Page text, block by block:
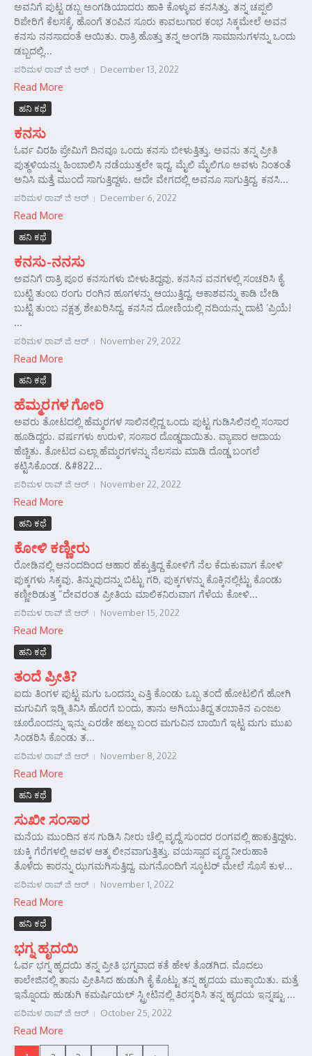
ಅವನಿಗೆ ಪುಟ್ಟ ಡಬ್ಬ ಅಂಗಡಿಯಾದರು ಹಾಕಿ ಕೊಳ್ಳುವ ಕನಸಿತ್ತು. ತನ್ನ ಚಪ್ಪಲಿ
ರಿಪೇರಿಗೆ ಕೆಲಸಕ್ಕೆ, ಹೊಂಗೆ ತಂಪಿನ ಸೂರು ಕಾವಲುಗಾರ ಕಂಭ ಸಿಕ್ಕಮೇಲೆ ಅವನ
ಕನಸು ನನಸಾದಂತೆ ಆಯಿತು. ರಾತ್ರಿ ಹೊತ್ತು ತನ್ನ ಅಂಗಡಿ ಸಾಮಾನುಗಳನ್ನು ಒಂದು
ಡಬ್ಬದಲ್ಲಿ...
ಪರಿಮಳ ರಾವ್ ಜಿ ಆರ್‍ December 13, 2022
Read More
ಹನಿ ಕಥೆ
ಕನಸು
ಓರ್ವ ವಿರಹಿ ಪ್ರೇಮಿಗೆ ದಿನವೂ ಒಂದು ಕನಸು ಬೀಳುತ್ತಿತ್ತು. ಅವನು ತನ್ನ ಪ್ರೀತಿ
ಪುತ್ಥಳಿಯನ್ನು ಹಿಂಬಾಲಿಸಿ ನಡೆಯುತ್ತಲೇ ಇದ್ದ. ಮೈಲಿ ಮೈಲಿಗೂ ಅವಳು ನಿಂತಂತೆ
ಅನಿಸಿ ಮತ್ತೆ ಮುಂದೆ ಸಾಗುತ್ತಿದ್ದಳು. ಅದೇ ವೇಗದಲ್ಲಿ ಅವನೂ ಸಾಗುತ್ತಿದ್ದ. ಕನಸಿ...
ಪರಿಮಳ ರಾವ್ ಜಿ ಆರ್‍ December 6, 2022
Read More
ಹನಿ ಕಥೆ
ಕನಸು-ನನಸು
ಅವನಿಗೆ ರಾತ್ರಿ ಪೂರ ಕನಸುಗಳು ಬೀಳುತಿದ್ದವು. ಕನಸಿನ ವನಗಳಲ್ಲಿ ಸಂಚರಿಸಿ ಕೈ
ಬುಟ್ಟಿ ತುಂಬ ರಂಗು ರಂಗಿನ ಹೂಗಳನ್ನು ಆಯುತ್ತಿದ್ದ. ಆಕಾಶವನ್ನು ಕಾಡಿ ಬೇಡಿ
ಬುಟ್ಟಿ ತುಂಬ ನಕ್ಷತ್ರ ಶೇಖರಿಸಿದ್ದ. ಕನಸಿನ ದೋಣಿಯಲ್ಲಿ ನದಿಯನ್ನು ದಾಟಿ ‘ಪ್ರಿಯೆ!
...
ಪರಿಮಳ ರಾವ್ ಜಿ ಆರ್‍ November 29, 2022
Read More
ಹನಿ ಕಥೆ
ಹೆಮ್ಮರಗಳ ಗೋರಿ
ಅವರು ತೋಟದಲ್ಲಿ ಹೆಮ್ಮರಗಳ ಸಾಲಿನಲ್ಲಿದ್ದ ಒಂದು ಪುಟ್ಟ ಗುಡಿಸಿಲಿನಲ್ಲಿ ಸಂಸಾರ
ಹೂಡಿದ್ದರು. ವರ್ಷಗಳು ಉರುಳಿ, ಸಂಸಾರ ದೊಡ್ಡದಾಯಿತು. ವ್ಯಾಪಾರ ಆದಾಯ
ಹೆಚ್ಚಿತು. ತೋಟದ ಎಲ್ಲಾ ಹೆಮ್ಮರಗಳನ್ನು ನೆಲಸಮ ಮಾಡಿ ದೊಡ್ಡ ಬಂಗಲೆ
ಕಟ್ಟಿಸಿಕೊಂಡ. &#822...
ಪರಿಮಳ ರಾವ್ ಜಿ ಆರ್‍ November 22, 2022
Read More
ಹನಿ ಕಥೆ
ಕೋಳಿ ಕಣ್ಣೀರು
ರೋಡಿನಲ್ಲಿ ಆನಂದದಿಂದ ಆಹಾರ ಹೆಕ್ಕುತ್ತಿದ್ದ ಕೋಳಿಗೆ ನೆಲ ಕೆದುಕುವಾಗ ಕೋಳಿ
ಪುಕ್ಕಗಳು ಸಿಕ್ಕವು. ತಿನ್ನುವುದನ್ನು ಬಿಟ್ಟು ಗರಿ, ಪುಕ್ಕಗಳನ್ನು ಕೊಕ್ಕಿನಲ್ಲಿಟ್ಟು ಕೊಂಡು
ಕಣ್ಣೀರಿಡುತ್ತ “ದೇವರಂತ ಪ್ರೀತಿಯ ಮಾಲಿಕನಿರುವಾಗ ಗೆಳೆಯ ಕೋಳಿ...
ಪರಿಮಳ ರಾವ್ ಜಿ ಆರ್‍ November 15, 2022
Read More
ಹನಿ ಕಥೆ
ತಂದೆ ಪ್ರೀತಿ?
ಐದು ತಿಂಗಳ ಪುಟ್ಟ ಮಗು ಒಂದನ್ನು ಎತ್ತಿ ಕೊಂಡು ಒಬ್ಬ ತಂದೆ ಹೋಟಲಿಗೆ ಹೋಗಿ
ಮಗುವಿಗೆ ಇಡ್ಲಿ ತಿನಿಸಿ ಹೊರಗೆ ಬಂದು, ತಾನು ಅಗಿಯುತಿದ್ದ ತಂಬಾಕಿನ ಎಂಜಲ
ಚೂರೊಂದನ್ನು ಇನ್ನು ಎರಡೇ ಹಲ್ಲು ಬಂದ ಮಗುವಿನ ಬಾಯಿಗೆ ಇಟ್ಟ ಮಗು ಮುಖ
ಸಿಂಡರಿಸಿ ಕೊಂಡು ತ...
ಪರಿಮಳ ರಾವ್ ಜಿ ಆರ್‍ November 8, 2022
Read More
ಹನಿ ಕಥೆ
ಸುಖೀ ಸಂಸಾರ
ಮನೆಯ ಮುಂದಿನ ಕಸ ಗುಡಿಸಿ ನೀರು ಚೆಲ್ಲಿ ವೃದ್ದೆ ಸುಂದರ ರಂಗವಲ್ಲಿ ಹಾಕುತ್ತಿದ್ದಳು.
ಚುಕ್ಕಿ ಗೆರೆಗಳಲ್ಲಿ ಅವಳ ಆತ್ಮ ಲೀನವಾಗುತ್ತಿತ್ತು. ವಯಸ್ಸಾದ ವೃದ್ಧ ನೀರುಹಾಕಿ
ತೊಳೆದು ಕಾರನ್ನು ಝಗಮಗಿಸುತ್ತಿದ್ದ. ಮಗನೊಂದಿಗೆ ಸ್ಕೂಟರ್ ಮೇಲೆ ಸೊಸೆ ಕುಳ...
ಪರಿಮಳ ರಾವ್ ಜಿ ಆರ್‍ November 1, 2022
Read More
ಹನಿ ಕಥೆ
ಭಗ್ನ ಹೃದಯಿ
ಓರ್ವ ಭಗ್ನ ಹೃದಯಿ ತನ್ನ ಪ್ರೀತಿ ಭಗ್ನವಾದ ಕತೆ ಹೇಳ ತೊಡಗಿದ. ಮೊದಲು
ಕಾಲೇಜಿನಲ್ಲಿ ತಾನು ಪ್ರೀತಿಸಿದ ಹುಡುಗಿ ಕೈ ಕೊಟ್ಟು ತನ್ನ ಹೃದಯ ಮುಕ್ಕಾಯಿತು. ಮತ್ತೆ
ಇನ್ನೊಂದು ಹುಡುಗಿ ಕಮರ್ಷಿಯಲ್ ಸ್ಟ್ರೀಟಿನಲ್ಲಿ ತಿರಸ್ಕರಿಸಿ ತನ್ನ ಹೃದಯ ಇನ್ನಷ್ಟು ...
ಪರಿಮಳ ರಾವ್ ಜಿ ಆರ್‍ October 25, 2022
Read More